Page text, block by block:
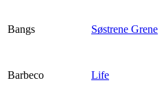
Bangs Søstrene Grene
Barbeco Life